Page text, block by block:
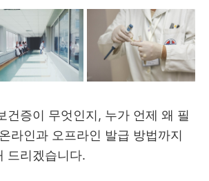
건증이 무엇인지, 누가 언제 왜 필
라인과 오프라인 발급 방법까지
드리겠습니다.